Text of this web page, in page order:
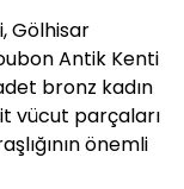
Gölhisar
Antik Kenti
bronz kadın
vücut parçaları
önemli